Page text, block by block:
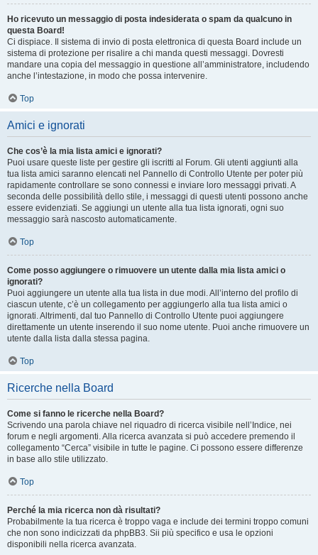
Ho ricevuto un messaggio di posta indesiderata o spam da qualcuno in
questa Board!
Ci dispiace. Il sistema di invio di posta elettronica di questa Board include un
sistema di protezione per risalire a chi manda questi messaggi. Dovresti
mandare una copia del messaggio in questione all’amministratore, includendo
anche l’intestazione, in modo che possa intervenire.
Top
Amici e ignorati
Che cos’è la mia lista amici e ignorati?
Puoi usare queste liste per gestire gli iscritti al Forum. Gli utenti aggiunti alla
tua lista amici saranno elencati nel Pannello di Controllo Utente per poter più
rapidamente controllare se sono connessi e inviare loro messaggi privati. A
seconda delle possibilità dello stile, i messaggi di questi utenti possono anche
essere evidenziati. Se aggiungi un utente alla tua lista ignorati, ogni suo
messaggio sarà nascosto automaticamente.
Top
Come posso aggiungere o rimuovere un utente dalla mia lista amici o
ignorati?
Puoi aggiungere un utente alla tua lista in due modi. All’interno del profilo di
ciascun utente, c’è un collegamento per aggiungerlo alla tua lista amici o
ignorati. Altrimenti, dal tuo Pannello di Controllo Utente puoi aggiungere
direttamente un utente inserendo il suo nome utente. Puoi anche rimuovere un
utente dalla lista dalla stessa pagina.
Top
Ricerche nella Board
Come si fanno le ricerche nella Board?
Scrivendo una parola chiave nel riquadro di ricerca visibile nell’Indice, nei
forum e negli argomenti. Alla ricerca avanzata si può accedere premendo il
collegamento “Cerca” visibile in tutte le pagine. Ci possono essere differenze
in base allo stile utilizzato.
Top
Perché la mia ricerca non dà risultati?
Probabilmente la tua ricerca è troppo vaga e include dei termini troppo comuni
che non sono indicizzati da phpBB3. Sii più specifico e usa le opzioni
disponibili nella ricerca avanzata.